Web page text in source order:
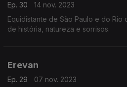
Ep. 30
14 nov. 2023
Equidistante de São Paulo e do Rio
de história, natureza e sorrisos.
Erevan
Ep. 29
07 nov. 2023